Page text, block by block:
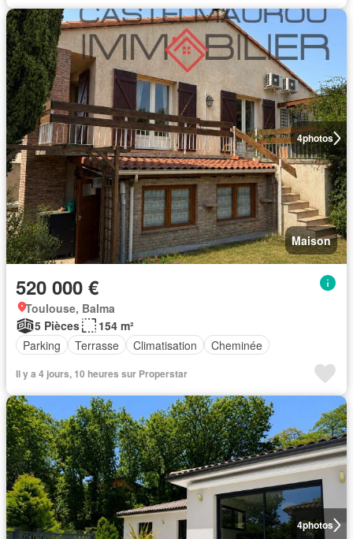
4photos
Maison
520 000 €
Toulouse, Balma
5 Pièces
154 m²
Parking
Terrasse Climatisation Cheminée
Il y a 4 jours, 10 heures sur Properstar
4photos